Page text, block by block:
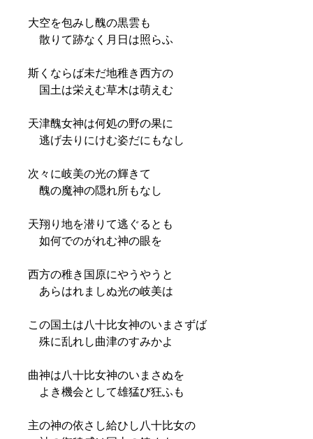
大空を包みし醜の黒雲も
散りて跡なく月日は照らふ
斯くならば未だ地稚き西方の
国土は栄えむ草木は萌えむ
天津醜女神は何処の野の果に
逃げ去りにけむ姿だにもなし
次々に岐美の光の輝きて
醜の魔神の隠れ所もなし
天翔り地を潜りて逃ぐるとも
如何でのがれむ神の眼を
西方の稚き国原にやうやうと
あらはれましぬ光の岐美は
この国土は八十比女神のいまさずば
殊に乱れし曲津のすみかよ
曲神は八十比女神のいまさぬを
よき機会として雄猛び狂ふも
主の神の依さし給ひし八十比女の